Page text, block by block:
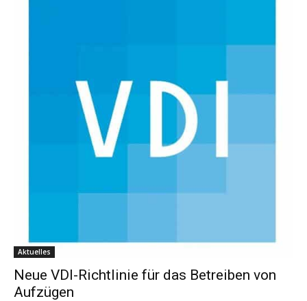
Aktuelles
Neue VDI-Richtlinie für das Betreiben von
Aufzügen